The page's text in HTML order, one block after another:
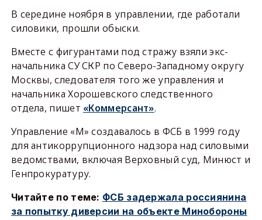
В середине ноября в управлении, где работали
силовики, прошли обыски.
Вместе с фигурантами под стражу взяли экс-
начальника СУ СКР по Северо-Западному округу
Москвы, следователя того же управления и
начальника Хорошевского следственного
отдела, пишет «Коммерсант».
Управление «М» создавалось в ФСБ в 1999 году
для антикоррупционного надзора над силовыми
ведомствами, включая Верховный суд, Минюст и
Генпрокуратуру.
Читайте по теме: ФСБ задержала россиянина
за попытку диверсии на объекте Минобороны